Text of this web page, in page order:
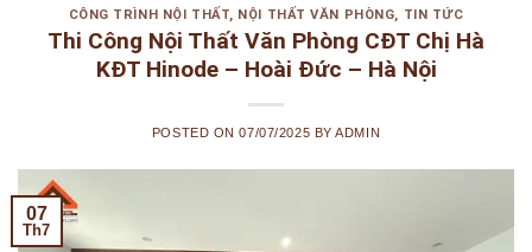
CÔNG TRÌNH NỘI THẤT, NỘI THẤT VĂN PHÒNG, TIN TỨC
Thi Công Nội Thất Văn Phòng CĐT Chị Hà
KĐT Hinode – Hoài Đức – Hà Nội
POSTED ON07/07/2025 BYADMIN
07
Th7